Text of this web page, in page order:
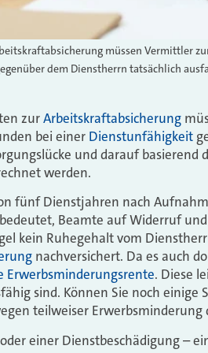
müssen Vermittler
dem Dienstherrn tatsächlich
zurArbeitskraftabsicherung
bei einer Dienstunfähigkeit
und darauf basierend
werden.
fünf Dienstjahren nach
Beamte auf Widerruf
kein Ruhegehalt vom
nachversichert. Da es auch
Erwerbsminderungsrente. Diese
sind. Können Sie noch einige
teilweiser Erwerbsminderung
einer Dienstbeschädigung –